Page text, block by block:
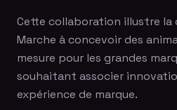
Cette collaboration illustre la
Marche à concevoir des
mesure pour les grandes
souhaitant associer
expérience de marque.